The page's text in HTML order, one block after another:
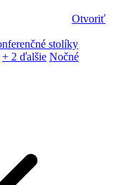
Otvoriť
stolíky
+ 2 ďalšie Nočné